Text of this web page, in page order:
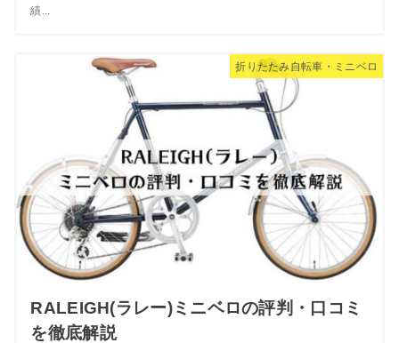
績...
折りたたみ自転車・ミニベロ
RALEIGH(ラレー)ミニベロの評判・口コミ
を徹底解説